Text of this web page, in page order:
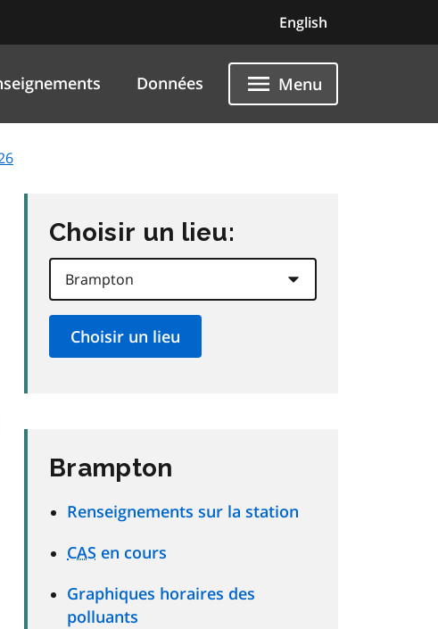
English
Données Menu
Choisir un lieu:
Brampton
Renseignements sur la station
CAS en cours
Graphiques horaires des
polluants